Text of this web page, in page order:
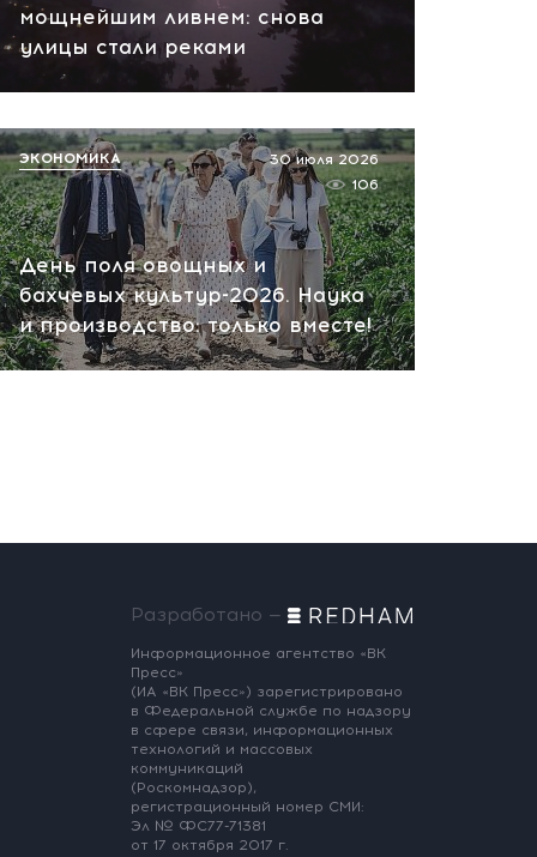
мощнейшим ливнем: снова
улицы стали реками
День поля овощных и
бахчевых культур-2026. Наука
и производство: только вместе!
30 июля 2026
106
ЭКОНОМИКА
Разработано —
Информационное агентство «ВК
Пресс»
(ИА «ВК Пресс») зарегистрировано
в Федеральной службе по надзору
в сфере связи, информационных
технологий и массовых
коммуникаций
(Роскомнадзор),
регистрационный номер СМИ:
Эл № ФС77-71381
от 17 октября 2017 г.